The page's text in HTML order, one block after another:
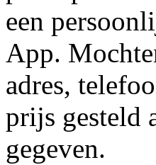
een
App.
adres,
prijs gesteld
gegeven.